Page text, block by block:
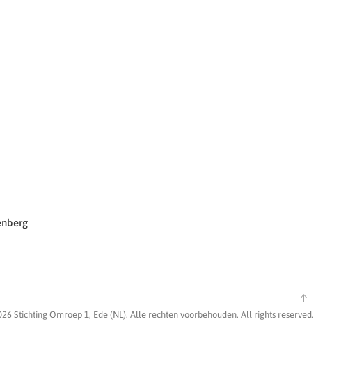
Stichting Omroep 1, Ede (NL). Alle rechten voorbehouden. All rights reserved.